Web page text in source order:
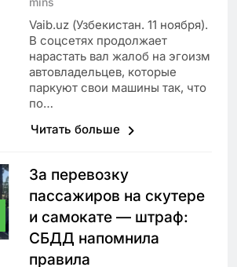
Vaib.uz (Узбекистан. 11 ноября).
В соцсетях продолжает
нарастать вал жалоб на эгоизм
автовладельцев, которые
паркуют свои машины так, что
по…
Читать больше
За перевозку
пассажиров на скутере
и самокате — штраф:
СБДД напомнила
правила